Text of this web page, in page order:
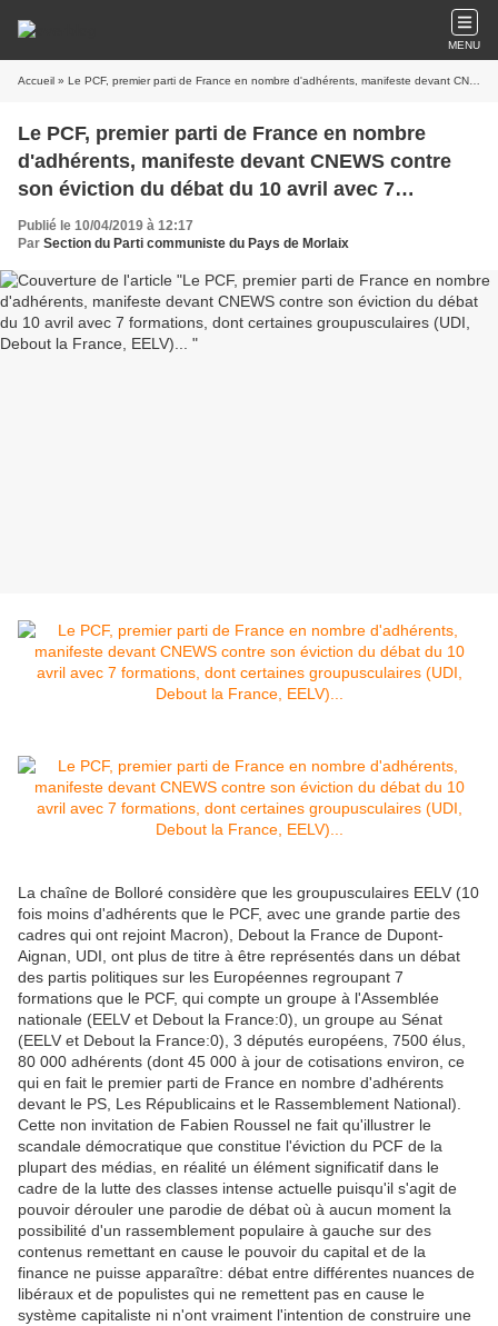
MENU
Accueil » Le PCF, premier parti de France en nombre d'adhérents, manifeste devant CNEWS contre son éviction du débat du 10 avril avec 7 formations, dont certaines groupusculaires (UDI, Debout la France, EELV)...
Le PCF, premier parti de France en nombre
d'adhérents, manifeste devant CNEWS contre
son éviction du débat du 10 avril avec 7
formations, dont certaines groupusculaires
(UDI, Debout la France, EELV)...
Publié le 10/04/2019 à 12:17
Par Section du Parti communiste du Pays de Morlaix
La chaîne de Bolloré considère que les groupusculaires EELV (10
fois moins d'adhérents que le PCF, avec une grande partie des
cadres qui ont rejoint Macron), Debout la France de Dupont-
Aignan, UDI, ont plus de titre à être représentés dans un débat
des partis politiques sur les Européennes regroupant 7
formations que le PCF, qui compte un groupe à l'Assemblée
nationale (EELV et Debout la France:0), un groupe au Sénat
(EELV et Debout la France:0), 3 députés européens, 7500 élus,
80 000 adhérents (dont 45 000 à jour de cotisations environ, ce
qui en fait le premier parti de France en nombre d'adhérents
devant le PS, Les Républicains et le Rassemblement National).
Cette non invitation de Fabien Roussel ne fait qu'illustrer le
scandale démocratique que constitue l'éviction du PCF de la
plupart des médias, en réalité un élément significatif dans le
cadre de la lutte des classes intense actuelle puisqu'il s'agit de
pouvoir dérouler une parodie de débat où à aucun moment la
possibilité d'un rassemblement populaire à gauche sur des
contenus remettant en cause le pouvoir du capital et de la
finance ne puisse apparaître: débat entre différentes nuances de
libéraux et de populistes qui ne remettent pas en cause le
système capitaliste ni n'ont vraiment l'intention de construire une